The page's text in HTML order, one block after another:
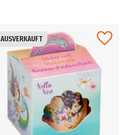
AUSVERKAUFT